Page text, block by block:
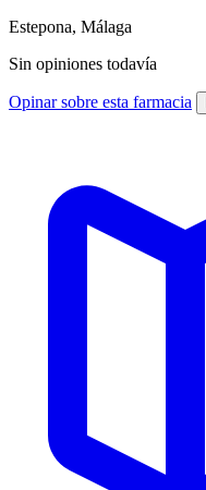
Estepona, Málaga
Sin opiniones todavía
Opinar sobre esta farmacia